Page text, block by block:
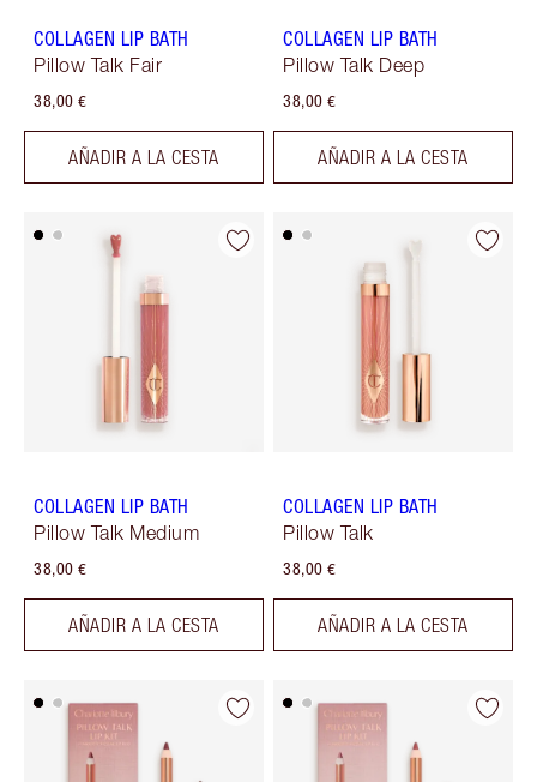
COLLAGEN LIP BATH
Pillow Talk Fair
38,00 €
AÑADIR A LA CESTA
COLLAGEN LIP BATH
Pillow Talk Deep
38,00 €
AÑADIR A LA CESTA
COLLAGEN LIP BATH
Pillow Talk Medium
38,00 €
AÑADIR A LA CESTA
COLLAGEN LIP BATH
Pillow Talk
38,00 €
AÑADIR A LA CESTA